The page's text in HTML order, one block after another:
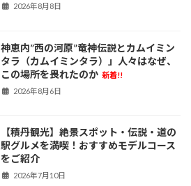
2026年8月8日
神恵内”西の河原”竜神伝説とカムイミン
タラ（カムイミンタラ）」人々はなぜ、
この場所を畏れたのか 新着!!
2026年8月6日
【積丹観光】絶景スポット・伝説・道の
駅グルメを満喫！おすすめモデルコース
をご紹介
2026年7月10日